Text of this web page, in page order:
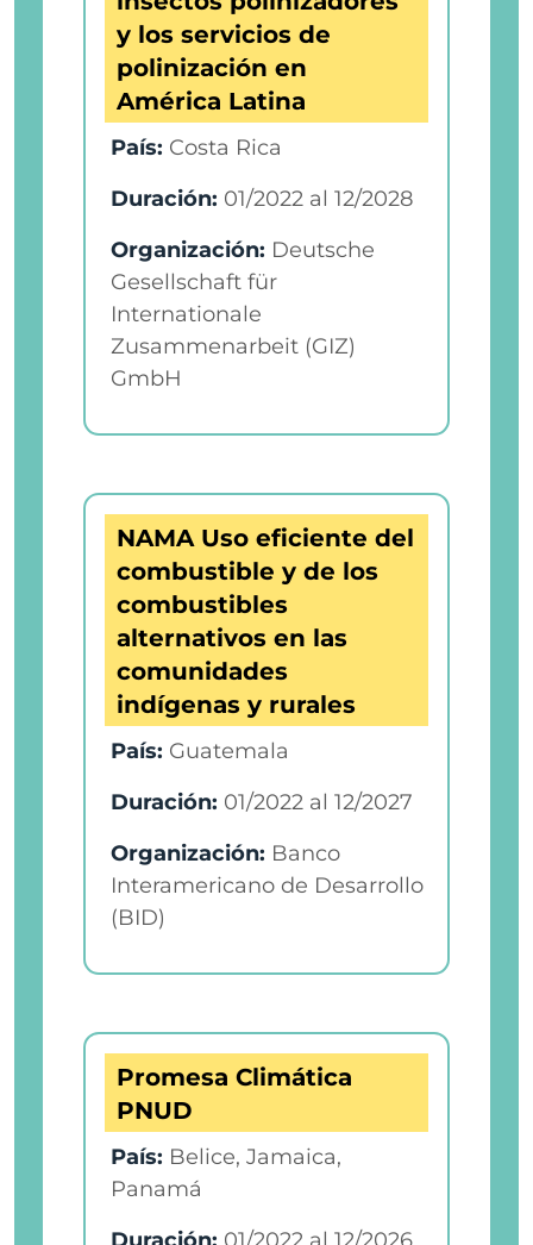
y los servicios de
polinización en
América Latina
País: Costa Rica
Duración: 01/2022 al 12/2028
Organización: Deutsche
Gesellschaft für
Internationale
Zusammenarbeit (GIZ)
GmbH
NAMA Uso eficiente del
combustible y de los
combustibles
alternativos en las
comunidades
indígenas y rurales
País: Guatemala
Duración: 01/2022 al 12/2027
Organización: Banco
Interamericano de Desarrollo
(BID)
Promesa Climática
PNUD
País: Belice, Jamaica,
Panamá